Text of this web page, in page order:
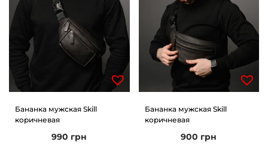
Бананка мужская Skill
коричневая
990 грн
Бананка мужская Skill
коричневая
900 грн